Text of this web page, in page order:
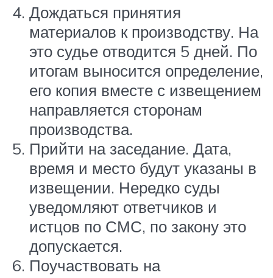
Дождаться принятия
материалов к производству. На
это судье отводится 5 дней. По
итогам выносится определение,
его копия вместе с извещением
направляется сторонам
производства.
Прийти на заседание. Дата,
время и место будут указаны в
извещении. Нередко суды
уведомляют ответчиков и
истцов по СМС, по закону это
допускается.
Поучаствовать на